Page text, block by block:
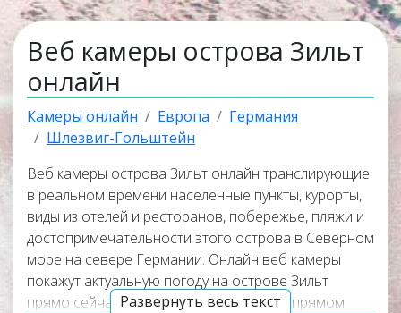
Веб камеры острова Зильт
онлайн
Камеры онлайн Европа
Германия
Шлезвиг-Гольштейн
Развернуть весь текст
Веб камеры острова Зильт онлайн транслирующие
в реальном времени населенные пункты, курорты,
виды из отелей и ресторанов, побережье, пляжи и
достопримечательности этого острова в Северном
море на севере Германии. Онлайн веб камеры
покажут актуальную погоду на острове Зильт
прямо сейчас. Веб камеры работают в прямом